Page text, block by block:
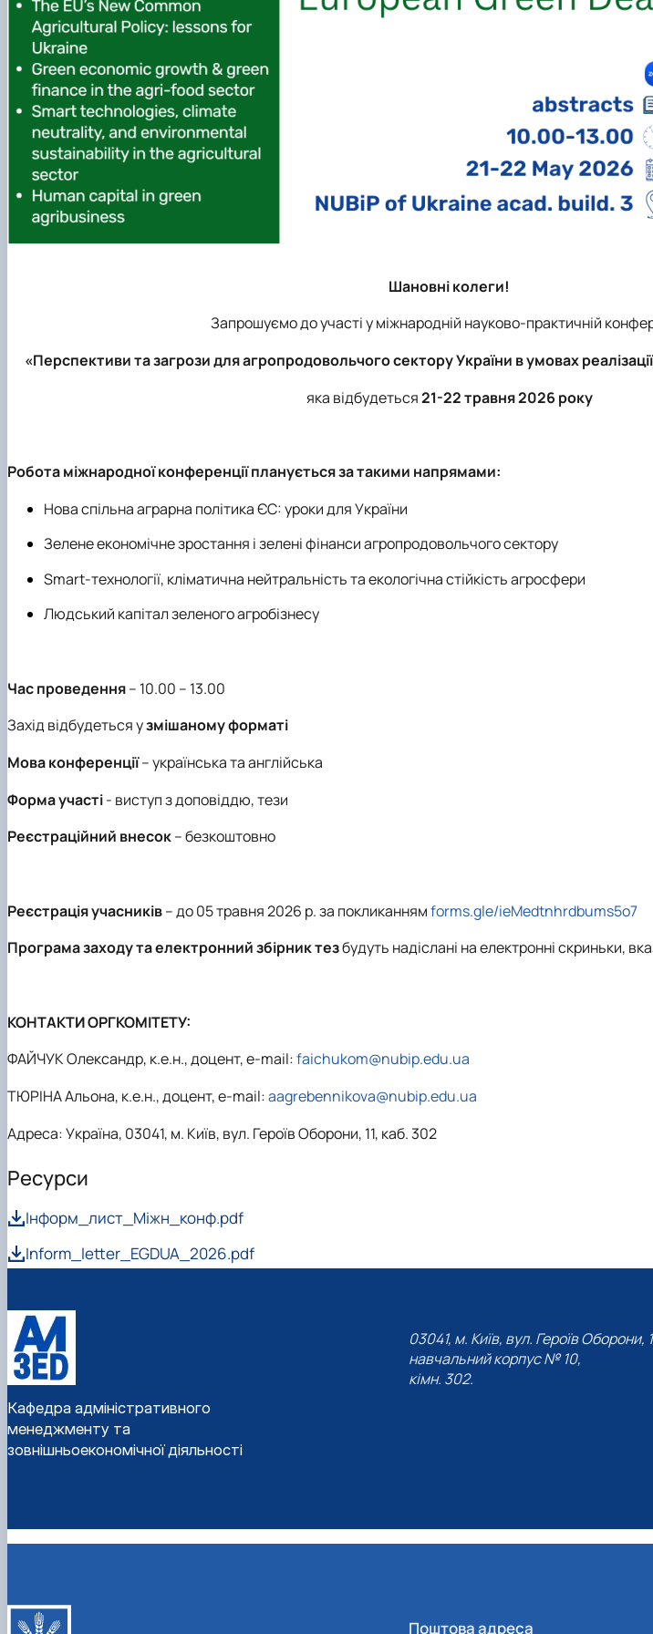
Шановні колеги!
Запрошуємо до участі у міжнародній науково-практичній
«Перспективи та загрози для агропродовольчого сектору України в умовах
яка відбудеться21-22 травня 2026 року
Робота міжнародної конференції планується за такими напрямами:
Нова спільна аграрна політика ЄС: уроки для України
Зелене економічне зростання і зелені фінанси агропродовольчого сектору
Smart-технології, кліматична нейтральність та екологічна стійкість агросфери
Людський капітал зеленого агробізнесу
Час проведення– 10.00 – 13.00
Захід відбудеться узмішаному форматі
Мова конференції– українська та англійська
Форма участі- виступ з доповіддю, тези
Реєстраційний внесок– безкоштовно
Реєстрація учасників– до 05 травня 2026 р. за покликаннямforms.gle/ieMedtnhrdbums5o7
Програма заходу та електронний збірник тезбудуть надіслані на електронні скриньки,
КОНТАКТИ ОРГКОМІТЕТУ:
ФАЙЧУК Олександр, к.е.н., доцент, e-mail:faichukom@nubip.edu.ua
ТЮРІНА Альона, к.е.н., доцент, e-mail:aagrebennikova@nubip.edu.ua
Адреса:Україна, 03041, м. Київ, вул. Героїв Оборони, 11, каб. 302
Ресурси
Інформ_лист_Міжн_конф.pdf
Inform_letter_EGDUA_2026.pdf
Кафедра адміністративного
менеджменту та
зовнішньоекономічної діяльності
03041, м. Київ, вул. Героїв Оборони,
навчальний корпус № 10,
кімн. 302.
Поштова адреса